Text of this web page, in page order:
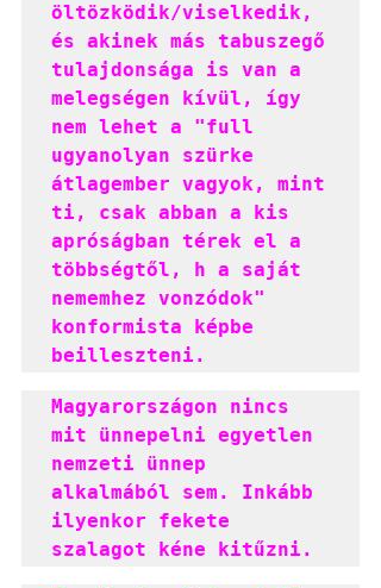
öltözködik/viselkedik,
és akinek más tabuszegő
tulajdonsága is van a
melegségen kívül, így
nem lehet a "full
ugyanolyan szürke
átlagember vagyok, mint
ti, csak abban a kis
apróságban térek el a
többségtől, h a saját
nememhez vonzódok"
konformista képbe
beilleszteni.
Magyarországon nincs
mit ünnepelni egyetlen
nemzeti ünnep
alkalmából sem. Inkább
ilyenkor fekete
szalagot kéne kitűzni.